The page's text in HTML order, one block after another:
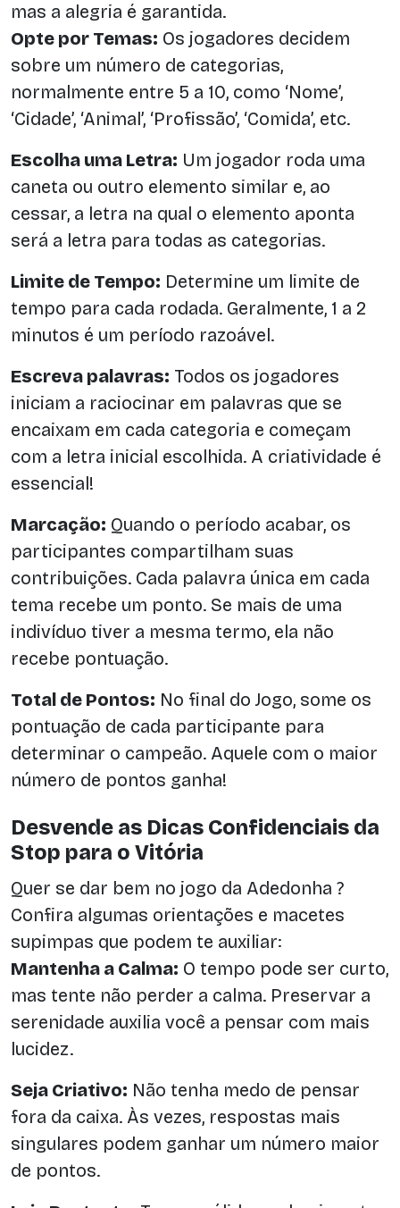
mas a alegria é garantida.
Opte por Temas: Os jogadores decidem
sobre um número de categorias,
normalmente entre 5 a 10, como ‘Nome’,
‘Cidade’, ‘Animal’, ‘Profissão’, ‘Comida’, etc.
Escolha uma Letra: Um jogador roda uma
caneta ou outro elemento similar e, ao
cessar, a letra na qual o elemento aponta
será a letra para todas as categorias.
Limite de Tempo: Determine um limite de
tempo para cada rodada. Geralmente, 1 a 2
minutos é um período razoável.
Escreva palavras: Todos os jogadores
iniciam a raciocinar em palavras que se
encaixam em cada categoria e começam
com a letra inicial escolhida. A criatividade é
essencial!
Marcação: Quando o período acabar, os
participantes compartilham suas
contribuições. Cada palavra única em cada
tema recebe um ponto. Se mais de uma
indivíduo tiver a mesma termo, ela não
recebe pontuação.
Total de Pontos: No final do Jogo, some os
pontuação de cada participante para
determinar o campeão. Aquele com o maior
número de pontos ganha!
Desvende as Dicas Confidenciais da
Stop para o Vitória
Quer se dar bem no jogo da Adedonha ?
Confira algumas orientações e macetes
supimpas que podem te auxiliar:
Mantenha a Calma: O tempo pode ser curto,
mas tente não perder a calma. Preservar a
serenidade auxilia você a pensar com mais
lucidez.
Seja Criativo: Não tenha medo de pensar
fora da caixa. Às vezes, respostas mais
singulares podem ganhar um número maior
de pontos.